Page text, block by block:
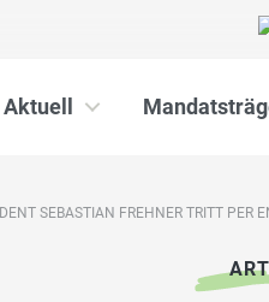
Aktuell
SEBASTIAN FREHNER TRITT PER